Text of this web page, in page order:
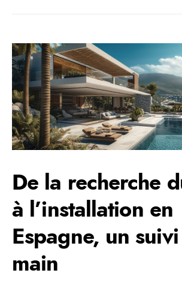
De la recherche
à l’installation en
Espagne, un
main